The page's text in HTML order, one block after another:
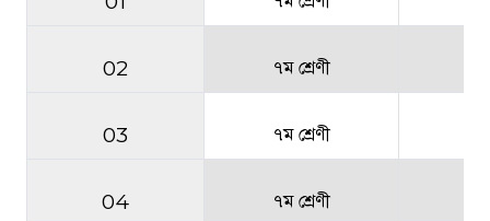
02 ৭ম শ্রেণী
03 ৭ম শ্রেণী
04 ৭ম শ্রেণী